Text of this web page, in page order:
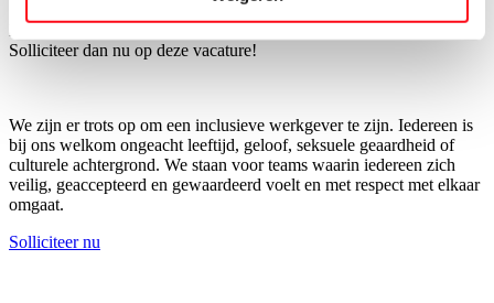
Solliciteer dan nu op deze vacature!
We zijn er trots op om een inclusieve werkgever te zijn. Iedereen is
bij ons welkom ongeacht leeftijd, geloof, seksuele geaardheid of
culturele achtergrond. We staan voor teams waarin iedereen zich
veilig, geaccepteerd en gewaardeerd voelt en met respect met elkaar
omgaat.
Solliciteer nu